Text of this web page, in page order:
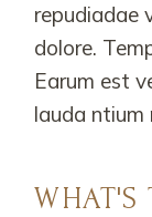
repudiadae
dolore.
Earum est
lauda ntium
WHAT'S